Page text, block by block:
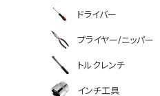
ドライバー
プライヤー/ニッパー
トルクレンチ
インチ工具